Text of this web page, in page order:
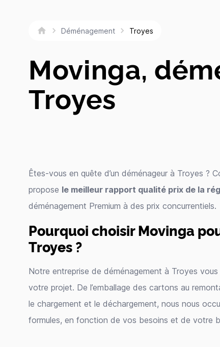
Déménagement Troyes
Movinga,
Troyes
Êtes-vous en quête d’un déménageur à Troyes ?
propose le meilleur rapport qualité prix de la
déménagement Premium à des prix concurrentiels.
Pourquoi choisir Movinga
Troyes ?
Notre entreprise de déménagement à Troyes
votre projet. De l’emballage des cartons au
le chargement et le déchargement, nous nous
formules, en fonction de vos besoins et de votre